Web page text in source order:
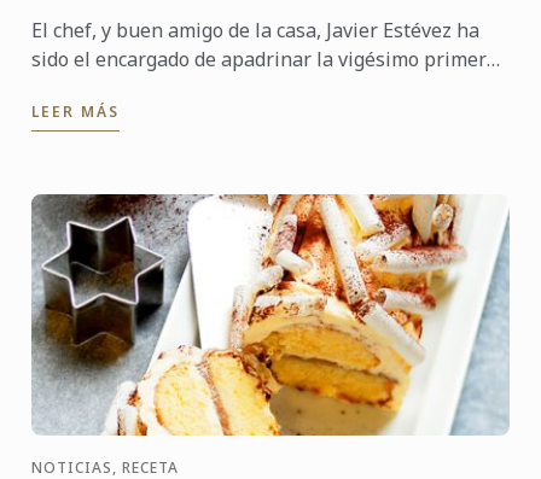
El chef, y buen amigo de la casa, Javier Estévez ha
sido el encargado de apadrinar la vigésimo primera
...
LEER MÁS
NOTICIAS, RECETA